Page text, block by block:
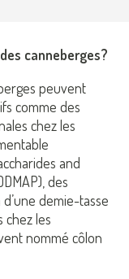
canneberges?
peuvent
comme des
chez les
and
des
demie-tasse
chez les
nommé côlon